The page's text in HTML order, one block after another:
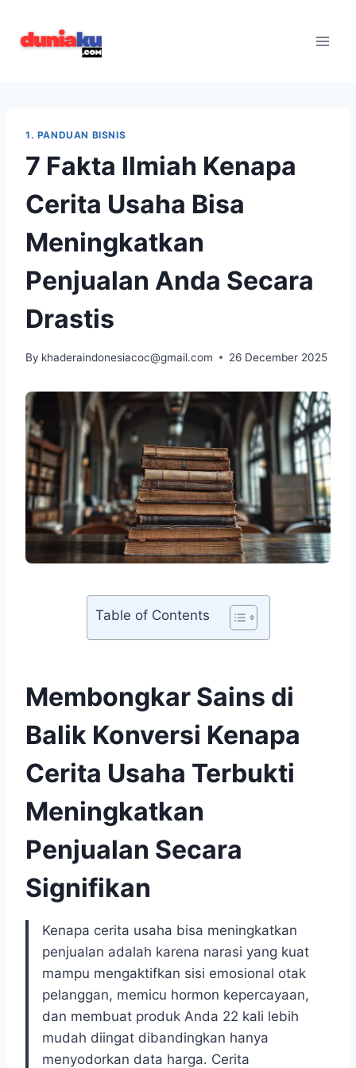
content
1. PANDUAN BISNIS
7 Fakta Ilmiah Kenapa
Cerita Usaha Bisa
Meningkatkan
Penjualan Anda Secara
Drastis
By khaderaindonesiacoc@gmail.com 26 December 2025
Table of Contents
Membongkar Sains di
Balik Konversi Kenapa
Cerita Usaha Terbukti
Meningkatkan
Penjualan Secara
Signifikan
Kenapa cerita usaha bisa meningkatkan
penjualan adalah karena narasi yang kuat
mampu mengaktifkan sisi emosional otak
pelanggan, memicu hormon kepercayaan,
dan membuat produk Anda 22 kali lebih
mudah diingat dibandingkan hanya
menyodorkan data harga. Cerita